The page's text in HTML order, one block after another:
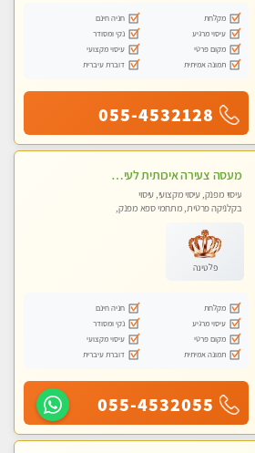
מקלחת
חניה חינם
עיסוי מרגיע
נקי ומסודר
מקום פרטי
עיסוי מקצועי
תמונה אמיתית
דוברת עיברית
055-4532128
מעסה צעירה איכותית לעיסוי מפנק ומקצועי - לאנשים איכותיים ורציניים בלבד.....VIP.
עיסוי מפנק, עיסוי מקצועי, עיסוי
בקלניקה פרטית, מתחמי ספא מפנק,
פלטינה
מקלחת
חניה חינם
עיסוי מרגיע
נקי ומסודר
מקום פרטי
עיסוי מקצועי
תמונה אמיתית
דוברת עיברית
055-4532055